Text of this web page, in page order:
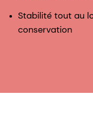
Stabilité tout au
conservation